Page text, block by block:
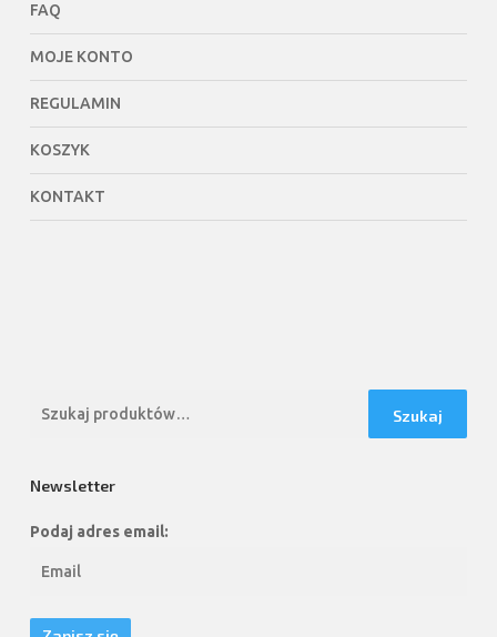
FAQ
MOJE KONTO
REGULAMIN
KOSZYK
KONTAKT
Szukaj
Newsletter
Podaj adres email: